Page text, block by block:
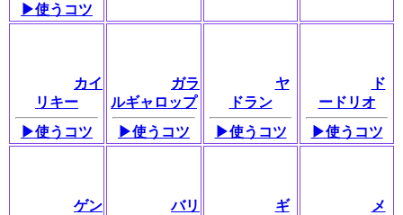
▶使うコツ
カイ
リキー
▶使うコツ
ガラ
ルギャロップ
▶使うコツ
ヤ
ドラン
▶使うコツ
ド
ードリオ
▶使うコツ
ゲン
バリ
ギ
メ